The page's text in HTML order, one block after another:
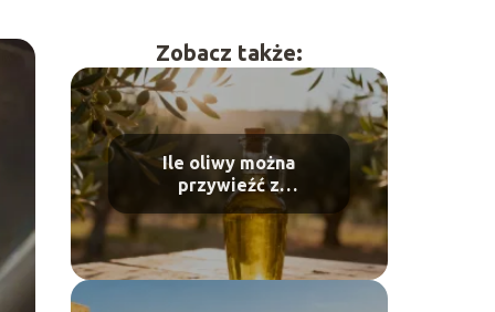
Zobacz także:
Ile oliwy można
przywieźć z
Czarnogóry? Przepisy
celne